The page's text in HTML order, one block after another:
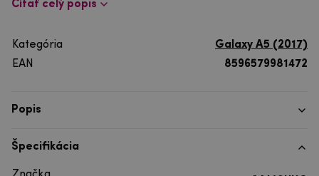
Čítať celý popis
Kategória
Galaxy A5 (2017)
EAN
8596579981472
Popis
Špecifikácia